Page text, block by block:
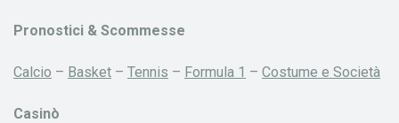
Pronostici & Scommesse
Calcio – Basket – Tennis – Formula 1 – Costume e Società
Casinò